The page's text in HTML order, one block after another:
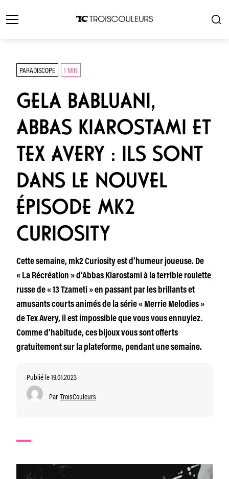
PARADISCOPE 1 MIN
GELA BABLUANI,
ABBAS KIAROSTAMI ET
TEX AVERY : ILS SONT
DANS LE NOUVEL
ÉPISODE MK2
CURIOSITY
Cette semaine, mk2 Curiosity est d’humeur joueuse. De
« La Récréation » d’Abbas Kiarostami à la terrible roulette
russe de « 13 Tzameti » en passant par les brillants et
amusants courts animés de la série « Merrie Melodies »
de Tex Avery, il est impossible que vous vous ennuyiez.
Comme d’habitude, ces bijoux vous sont offerts
gratuitement sur la plateforme, pendant une semaine.
Publié le 19.01.2023
Par TroisCouleurs